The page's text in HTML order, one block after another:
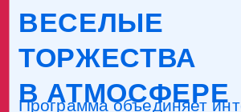
квесты по выставке,
от роботов и отдых в отдельной
уютной зоне. Это удобное
для тех, кто хочет совместить
семейное застолье с
приключением и не устать при
БУДУЩЕГО